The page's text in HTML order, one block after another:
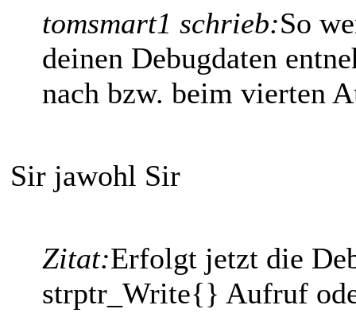
tomsmart1 schrieb:So
deinen Debugdaten
nach bzw. beim vierten
Sir jawohl Sir
Zitat:Erfolgt jetzt die
strptr_Write{} Aufruf